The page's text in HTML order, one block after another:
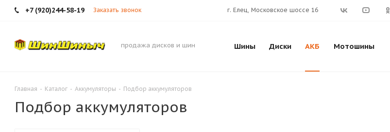
+7 (920)244-58-19 Заказать звонок г. Елец, Московское шоссе 16
продажа дисков и шин Шины Диски АКБ Мотошины
Главная - Каталог - Аккумуляторы - Подбор аккумуляторов
Подбор аккумуляторов